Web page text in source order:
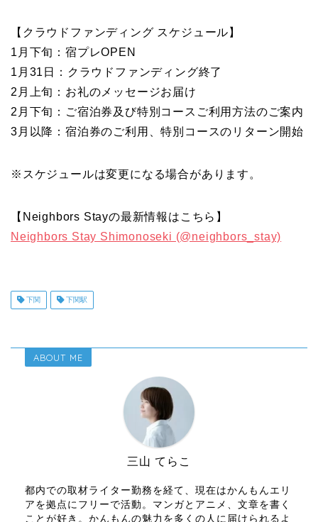
【クラウドファンディング スケジュール】
1月下旬：宿プレOPEN
1月31日：クラウドファンディング終了
2月上旬：お礼のメッセージお届け
2月下旬：ご宿泊券及び特別コースご利用方法のご案内
3月以降：宿泊券のご利用、特別コースのリターン開始
※スケジュールは変更になる場合があります。
【Neighbors Stayの最新情報はこちら】
Neighbors Stay Shimonoseki (@neighbors_stay)
下関 下関駅
ABOUT ME
三山 てらこ
都内での取材ライター勤務を経て、現在はかんもんエリ
アを拠点にフリーで活動。マンガとアニメ、文章を書く
ことが好き。かんもんの魅力を多くの人に届けられるよ